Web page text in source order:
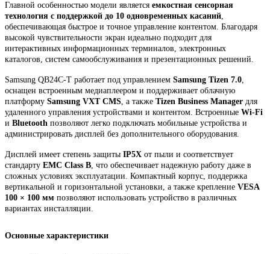
Главной особенностью модели является емкостная сенсорная
технология с поддержкой до 10 одновременных касаний
обеспечивающая быстрое и точное управление контентом. Благодаря
высокой чувствительности экран идеально подходит для
интерактивных информационных терминалов, электронных
каталогов, систем самообслуживания и презентационных решений.
Samsung QB24C-T работает под управлением Samsung Tizen 7.0
оснащен встроенным медиаплеером и поддерживает облачную
платформу Samsung VXT CMS , а также Tizen Business Manager для
удаленного управления устройствами и контентом. Встроенные Wi-Fi
и Bluetooth позволяют легко подключать мобильные устройства и
администрировать дисплей без дополнительного оборудования.
Дисплей имеет степень защиты IP5X от пыли и соответствует
стандарту EMC Class B , что обеспечивает надежную работу даже в
сложных условиях эксплуатации. Компактный корпус, поддержка
вертикальной и горизонтальной установки, а также крепление VESA
100 × 100 мм позволяют использовать устройство в различных
вариантах инсталляции.
Основные характеристики